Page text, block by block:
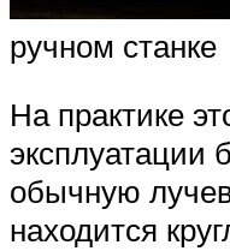
ручном станке
На практике
эксплуатации
обычную
находится